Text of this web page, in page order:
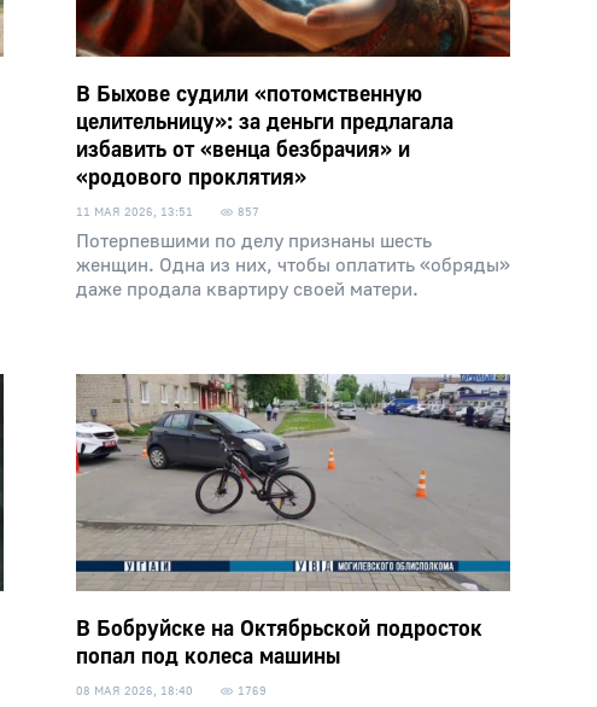
В Быхове судили «потомственную
целительницу»: за деньги предлагала
избавить от «венца безбрачия» и
«родового проклятия»
11 МАЯ 2026, 13:51 857
Потерпевшими по делу признаны шесть
женщин. Одна из них, чтобы оплатить «обряды»
даже продала квартиру своей матери.
В Бобруйске на Октябрьской подросток
попал под колеса машины
08 МАЯ 2026, 18:40 1769